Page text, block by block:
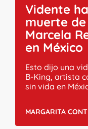
Vidente
muerte
Marcela
en México
Esto dijo una
B-King, artista
sin vida en
MARGARITA